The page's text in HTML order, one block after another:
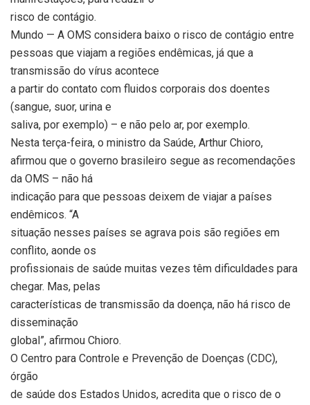
risco de contágio.
Mundo — A OMS considera baixo o risco de contágio entre
pessoas que viajam a regiões endêmicas, já que a
transmissão do vírus acontece
a partir do contato com fluidos corporais dos doentes
(sangue, suor, urina e
saliva, por exemplo) – e não pelo ar, por exemplo.
Nesta terça-feira, o ministro da Saúde, Arthur Chioro,
afirmou que o governo brasileiro segue as recomendações
da OMS – não há
indicação para que pessoas deixem de viajar a países
endêmicos. “A
situação nesses países se agrava pois são regiões em
conflito, aonde os
profissionais de saúde muitas vezes têm dificuldades para
chegar. Mas, pelas
características de transmissão da doença, não há risco de
disseminação
global”, afirmou Chioro.
O Centro para Controle e Prevenção de Doenças (CDC),
órgão
de saúde dos Estados Unidos, acredita que o risco de o